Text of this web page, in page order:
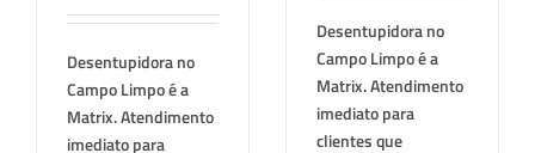
Desentupidora no
Campo Limpo é a
Matrix. Atendimento
imediato para
Desentupidora no
Campo Limpo é a
Matrix. Atendimento
imediato para
clientes que